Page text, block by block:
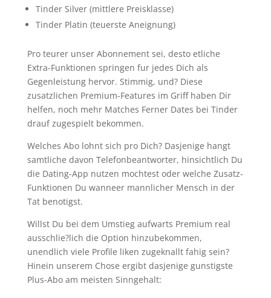
Tinder Silver (mittlere Preisklasse)
Tinder Platin (teuerste Aneignung)
Pro teurer unser Abonnement sei, desto etliche
Extra-Funktionen springen fur jedes Dich als
Gegenleistung hervor. Stimmig, und? Diese
zusatzlichen Premium-Features im Griff haben Dir
helfen, noch mehr Matches Ferner Dates bei Tinder
drauf zugespielt bekommen.
Welches Abo lohnt sich pro Dich? Dasjenige hangt
samtliche davon Telefonbeantworter, hinsichtlich Du
die Dating-App nutzen mochtest oder welche Zusatz-
Funktionen Du wanneer mannlicher Mensch in der
Tat benotigst.
Willst Du bei dem Umstieg aufwarts Premium real
ausschlie?lich die Option hinzubekommen,
unendlich viele Profile liken zugeknallt fahig sein?
Hinein unserem Chose ergibt dasjenige gunstigste
Plus-Abo am meisten Sinngehalt: